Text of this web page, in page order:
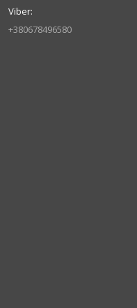
+380678496580